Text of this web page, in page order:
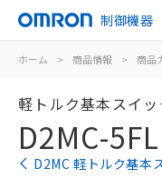
制御機器
ホーム > 商品情報 > 商品
軽トルク基本スイッ
D2MC-5FL
D2MC 軽トルク基本